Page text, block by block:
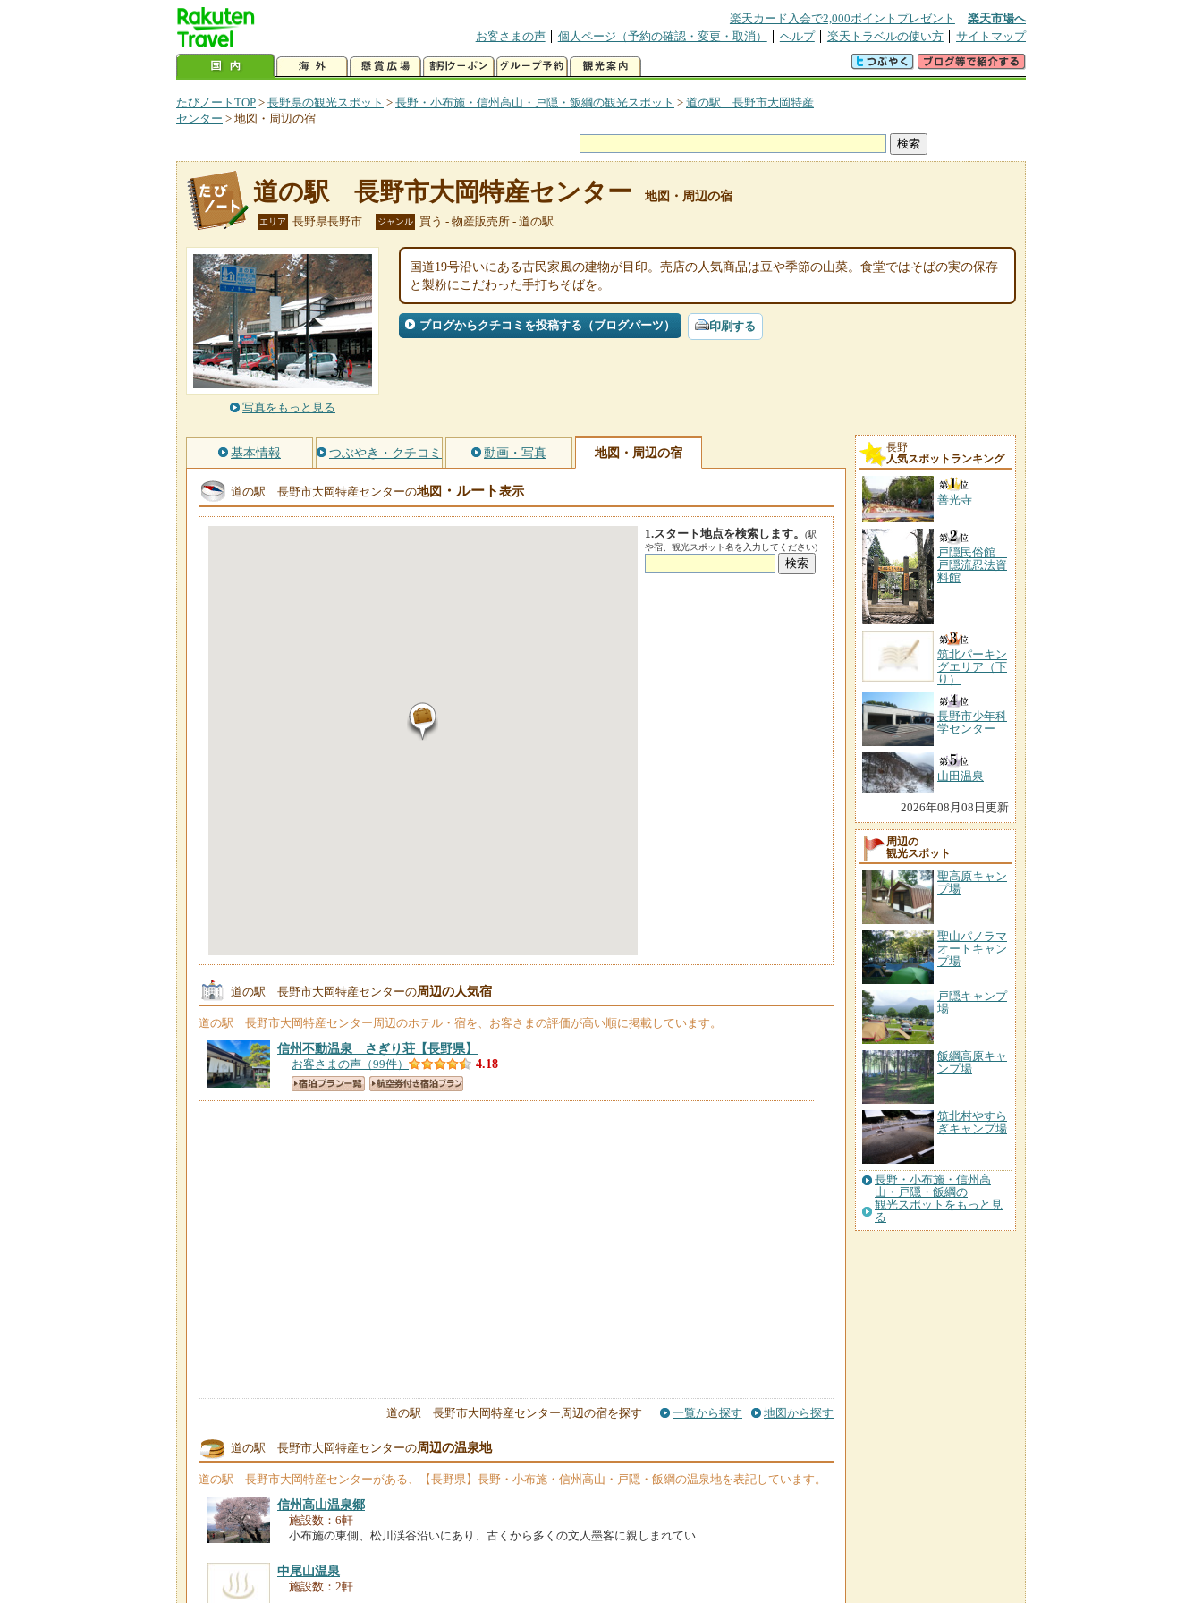
楽天カード入会で2,000ポイントプレゼント
楽天市場へ
お客さまの声
個人ページ（予約の確認・変更・取消） ヘルプ 楽天トラベルの使い方 サイトマップ
たびノートTOP > 長野県の観光スポット > 長野・小布施・信州高山・戸隠・飯綱の観光スポット > 道の駅 長野市大岡特産
センター > 地図・周辺の宿
道の駅 長野市大岡特産センター 地図・周辺の宿
エリア 長野県長野市 ジャンル 買う - 物産販売所 - 道の駅
写真をもっと見る
国道19号沿いにある古民家風の建物が目印。売店の人気商品は豆や季節の山菜。食堂ではそばの実の保存
と製粉にこだわった手打ちそばを。
ブログからクチコミを投稿する（ブログパーツ） 印刷する
基本情報 つぶやき・クチコミ 動画・写真 地図・周辺の宿
道の駅 長野市大岡特産センターの地図 ・ルート表示
1.スタート地点を検索します。
(駅
や宿、観光スポット名を入力してください)
道の駅 長野市大岡特産センターの周辺の人気宿
道の駅 長野市大岡特産センター周辺のホテル・宿を、お客さまの評価が高い順に掲載しています。
信州不動温泉 さぎり荘 【長野県】
お客さまの声（99件） 4.18
道の駅 長野市大岡特産センター周辺の宿を探す 一覧から探す 地図から探す
道の駅 長野市大岡特産センターの周辺の温泉地
道の駅 長野市大岡特産センターがある、【長野県】長野・小布施・信州高山・戸隠・飯綱の温泉地を表記しています。
信州高山温泉郷
施設数：6軒
小布施の東側、松川渓谷沿いにあり、古くから多くの文人墨客に親しまれてい
中尾山温泉
施設数：2軒
長野
人気スポットランキング
善光寺
戸隠民俗館
戸隠流忍法資
料館
筑北パーキン
グエリア（下
り）
長野市少年科
学センター
山田温泉
2026年08月08日更新
周辺の
観光スポット
聖高原キャン
プ場
聖山パノラマ
オートキャン
プ場
戸隠キャンプ
場
飯綱高原キャ
ンプ場
筑北村やすら
ぎキャンプ場
長野・小布施・信州高
山・戸隠・飯綱の
観光スポットをもっと見
る